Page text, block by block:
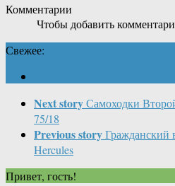
Комментарии
Чтобы добавить
Свежее:
Next storyСамоходки
75/18
Previous storyГражданский
Hercules
Привет, гость!